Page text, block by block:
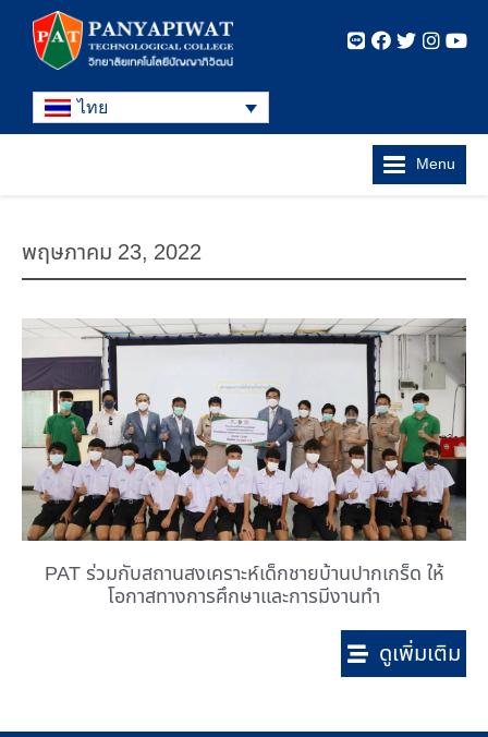
ไทย
Menu
พฤษภาคม 23, 2022
PAT ร่วมกับสถานสงเคราะห์เด็กชายบ้านปากเกร็ด ให้
โอกาสทางการศึกษาและการมีงานทำ
ดูเพิ่มเติม